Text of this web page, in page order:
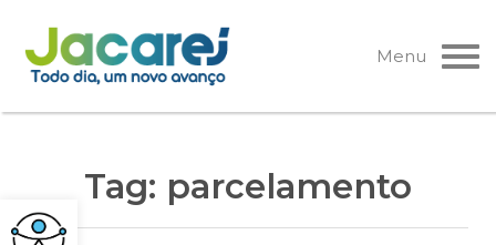
Pular
para
o
Menu
Tag: parcelamento